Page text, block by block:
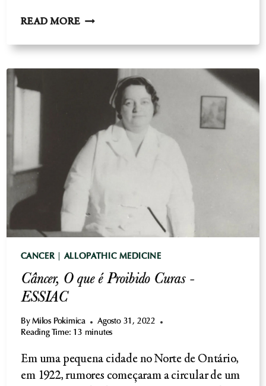
READ MORECÂNCER,
QUE
PROIBIDO
CURAS
KREBIOZEN
CANCER| ALLOPATHIC MEDICINE
Câncer, O que é Proibido Curas -
ESSIAC
By Milos Pokimica
Agosto 31, 2022
Reading Time: 13 minutes
Em uma pequena cidade no Norte de Ontário,
em 1922, rumores começaram a circular de um